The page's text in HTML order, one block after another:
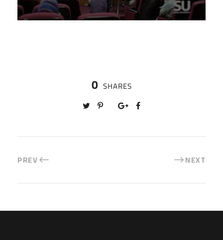
0 SHARES
PREV NEXT